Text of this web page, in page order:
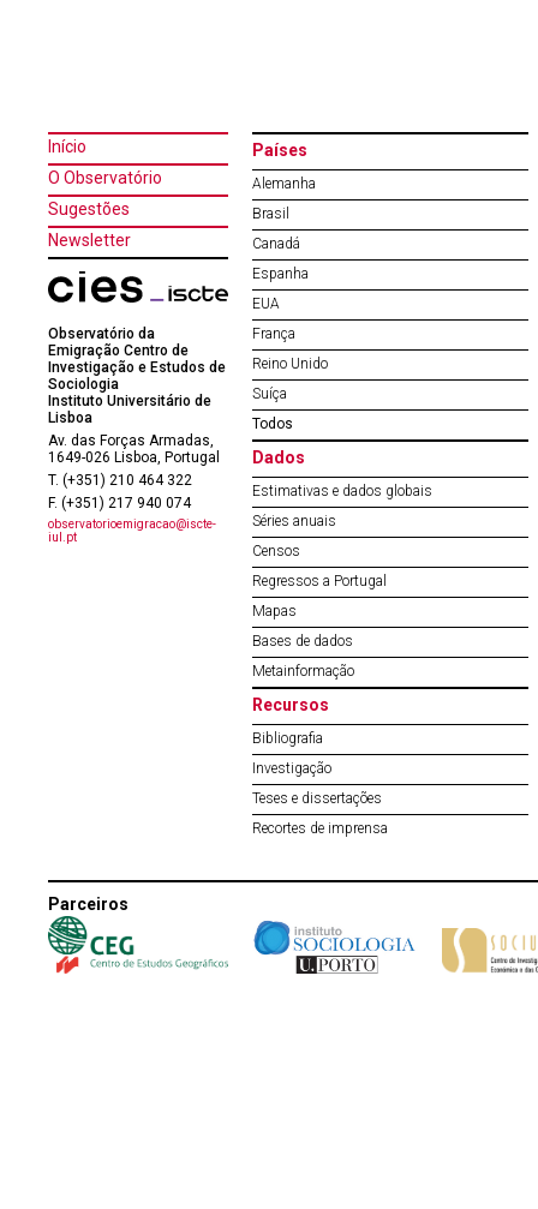
Início
O Observatório
Sugestões
Newsletter
Observatório da
Emigração Centro de
Investigação e Estudos de
Sociologia
Instituto Universitário de
Lisboa
Av. das Forças Armadas,
1649-026 Lisboa, Portugal
T. (+351) 210 464 322
F. (+351) 217 940 074
observatorioemigracao@iscte-
iul.pt
Países
Alemanha
Brasil
Canadá
Espanha
EUA
França
Reino Unido
Suíça
Todos
Dados
Estimativas e dados globais
Séries anuais
Censos
Regressos a Portugal
Mapas
Bases de dados
Metainformação
Recursos
Bibliografia
Investigação
Teses e dissertações
Recortes de imprensa
Parceiros